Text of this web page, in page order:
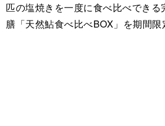
匹の塩焼きを一度に食べ比べできる
膳「天然鮎食べ比べBOX」を期間限